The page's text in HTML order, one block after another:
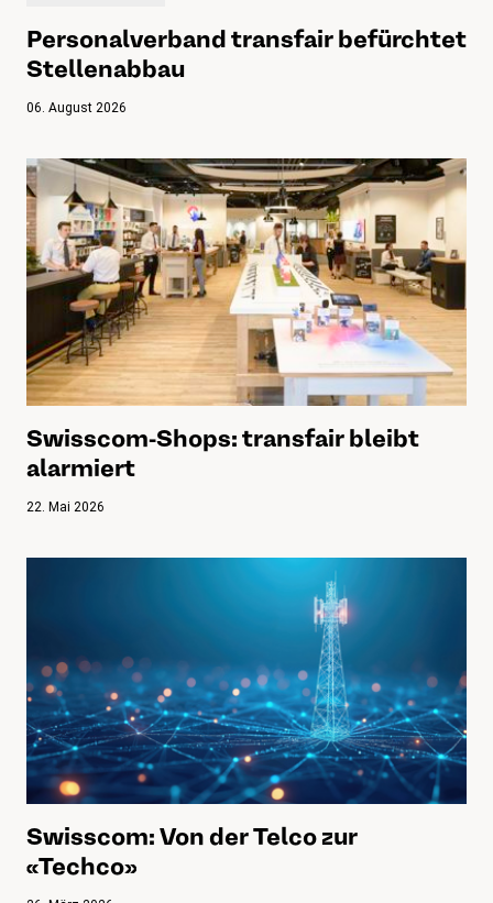
Personalverband transfair befürchtet
Stellenabbau
06. August 2026
Swisscom-Shops: transfair bleibt
alarmiert
22. Mai 2026
Swisscom: Von der Telco zur
«Techco»